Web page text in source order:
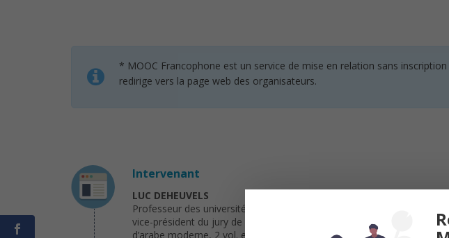
* MOOC Francophone est un service de mise en relation sans
redirige vers la page web des organisateurs.
Intervenant
LUC DEHEUVELS
Professeur des universités, il enseigne la langue et la littérature
vice-président du jury de l’agrégation d’arabe et membre du Centre
d’arabe moderne, 2 vol. et CD, L’Asiathèque-Langues du Monde.